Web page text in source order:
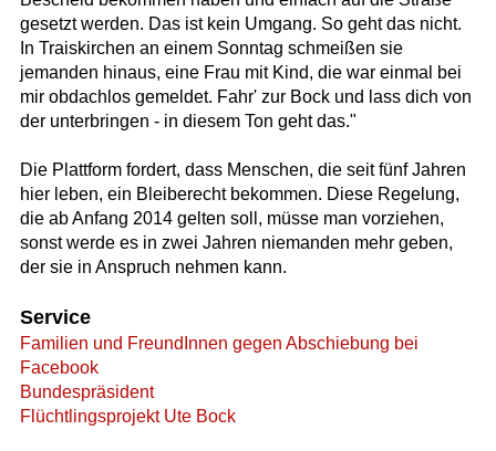
gesetzt werden. Das ist kein Umgang. So geht das nicht.
In Traiskirchen an einem Sonntag schmeißen sie
jemanden hinaus, eine Frau mit Kind, die war einmal bei
mir obdachlos gemeldet. Fahr' zur Bock und lass dich von
der unterbringen - in diesem Ton geht das."
Die Plattform fordert, dass Menschen, die seit fünf Jahren
hier leben, ein Bleiberecht bekommen. Diese Regelung,
die ab Anfang 2014 gelten soll, müsse man vorziehen,
sonst werde es in zwei Jahren niemanden mehr geben,
der sie in Anspruch nehmen kann.
Service
Familien und FreundInnen gegen Abschiebung bei
Facebook
Bundespräsident
Flüchtlingsprojekt Ute Bock